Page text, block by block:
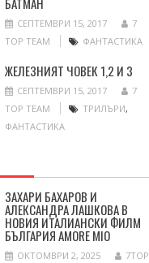
СЕПТЕМВРИ 15, 2017
7
TOP TEAM
ФАНТАСТИКА
ЖЕЛЕЗНИЯТ ЧОВЕК 1,2 И 3
СЕПТЕМВРИ 15, 2017
7
TOP TEAM
ТРИЛЪРИ,
ФАНТАСТИКА
ЗАХАРИ БАХАРОВ И
АЛЕКСАНДРА ЛАШКОВА В
НОВИЯ ИТАЛИАНСКИ ФИЛМ
БЪЛГАРИЯ AMORE MIO
ОКТОМВРИ 2, 2025
7TOP